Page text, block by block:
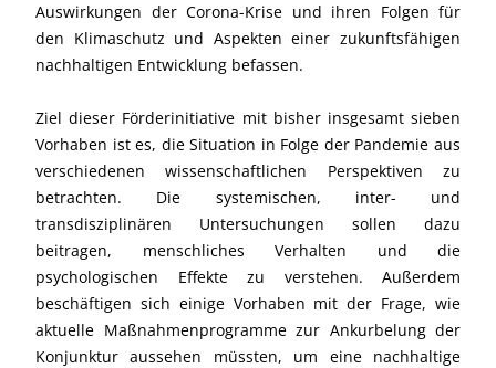
Auswirkungen der Corona-Krise und ihren Folgen für
den Klimaschutz und Aspekten einer zukunftsfähigen
nachhaltigen Entwicklung befassen.
Ziel dieser Förderinitiative mit bisher insgesamt sieben
Vorhaben ist es, die Situation in Folge der Pandemie aus
verschiedenen wissenschaftlichen Perspektiven zu
betrachten. Die systemischen, inter- und
transdisziplinären Untersuchungen sollen dazu
beitragen, menschliches Verhalten und die
psychologischen Effekte zu verstehen. Außerdem
beschäftigen sich einige Vorhaben mit der Frage, wie
aktuelle Maßnahmenprogramme zur Ankurbelung der
Konjunktur aussehen müssten, um eine nachhaltige